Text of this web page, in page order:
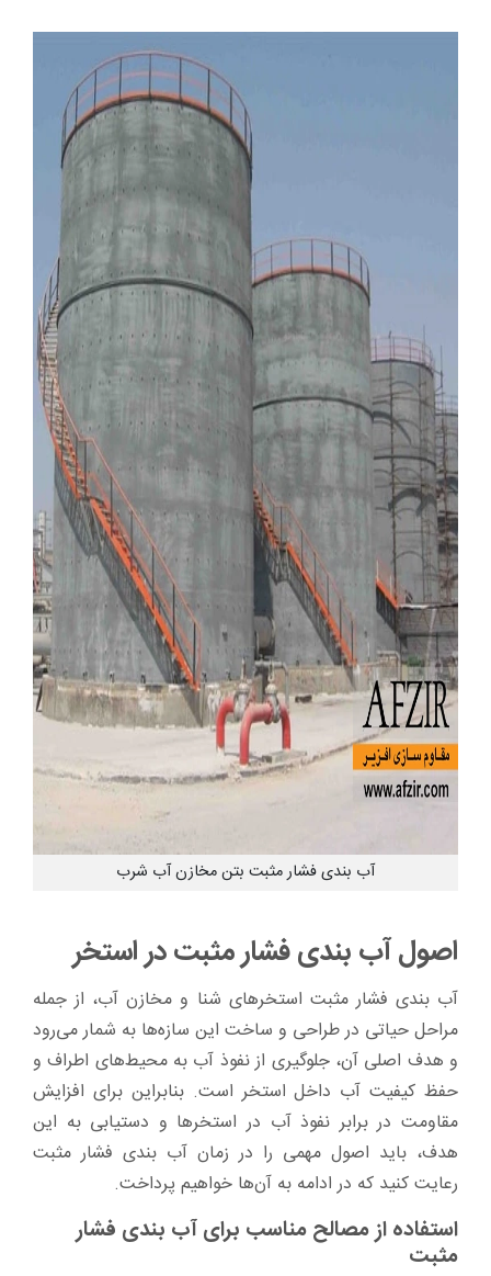
آب بندی فشار مثبت بتن مخازن آب شرب
اصول آب بندی فشار مثبت در استخر
آب ‌بندی فشار مثبت استخرهای شنا و مخازن آب، از جمله
مراحل حیاتی در طراحی و ساخت این سازه‌ها به شمار می‌رود
و هدف اصلی آن، جلوگیری از نفوذ آب به محیط‌های اطراف و
حفظ کیفیت آب داخل استخر است. بنابراین برای افزایش
مقاومت در برابر نفوذ آب در استخرها و دستیابی به این
هدف، باید اصول مهمی را در زمان آب ‌بندی فشار مثبت
رعایت کنید که در ادامه به آن‌ها خواهیم پرداخت.
استفاده از مصالح مناسب برای آب ‌بندی فشار
مثبت